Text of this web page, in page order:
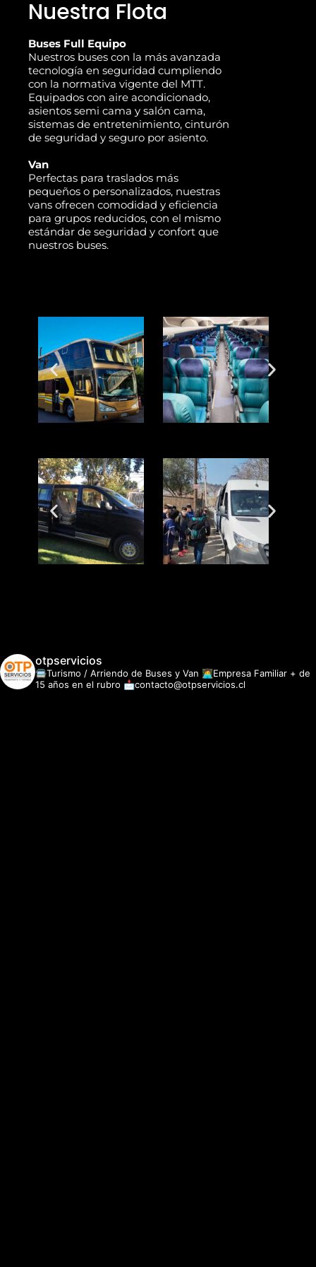
Nuestra Flota
Buses Full Equipo
Nuestros buses con la más avanzada
tecnología en seguridad cumpliendo
con la normativa vigente del MTT.
Equipados con aire acondicionado,
asientos semi cama y salón cama,
sistemas de entretenimiento, cinturón
de seguridad y seguro por asiento.
Van
Perfectas para traslados más
pequeños o personalizados, nuestras
vans ofrecen comodidad y eficiencia
para grupos reducidos, con el mismo
estándar de seguridad y confort que
nuestros buses.
otpservicios
🚍Turismo / Arriendo de Buses y Van 👩‍💻Empresa Familiar + de
15 años en el rubro 📩contacto@otpservicios.cl